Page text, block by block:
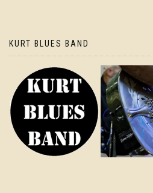
KURT BLUES BAND